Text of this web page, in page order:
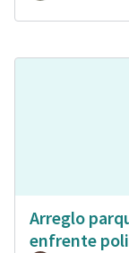
Arreglo
enfrente